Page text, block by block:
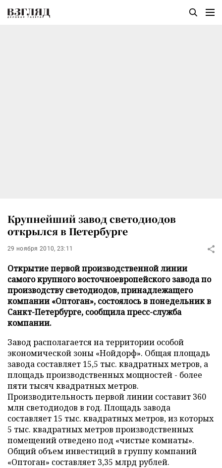
Крупнейший завод светодиодов
открылся в Петербурге
29 ноября 2010, 23:11
Открытие первой производственной линии
самого крупного восточноевропейского завода по
производству светодиодов, принадлежащего
компании «Оптоган», состоялось в понедельник в
Санкт-Петербурге, сообщила пресс-служба
компании.
Завод располагается на территории особой
экономической зоны «Нойдорф». Общая площадь
завода составляет 15,5 тыс. квадратных метров, а
площадь производственных мощностей - более
пяти тысяч квадратных метров.
Производительность первой линии составит 360
млн светодиодов в год. Площадь завода
составляет 15 тыс. квадратных метров, из которых
5 тыс. квадратных метров производственных
помещений отведено под «чистые комнаты».
Общий объем инвестиций в группу компаний
«Оптоган» составляет 3,35 млрд рублей.